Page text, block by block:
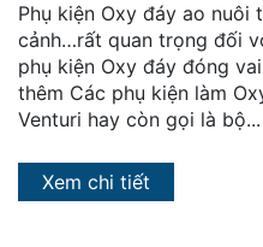
Liên
hệ
Phụ kiện Oxy đáy ao nuôi
cảnh…rất quan trọng đối
phụ kiện Oxy đáy đóng
thêm Các phụ kiện làm
Venturi hay còn gọi là bộ...
Xem chi tiết